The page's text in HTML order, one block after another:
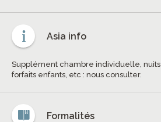
Asia info
Supplément chambre individuelle,
forfaits enfants, etc : nous consulter.
Formalités